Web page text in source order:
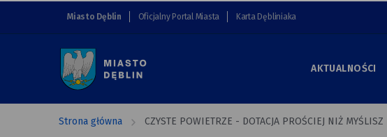
przejdź do nawigacji strony
przejdź do treści strony
przejdź do stopki strony
CZYSTE
POWIETRZE
DOTACJA
PROŚCIEJ
Miasto Dęblin Oficjalny Portal Miasta Karta Dębliniaka
AKTUALNOŚCI
Strona główna CZYSTE POWIETRZE - DOTACJA PROŚCIEJ NIŻ MYŚLISZ